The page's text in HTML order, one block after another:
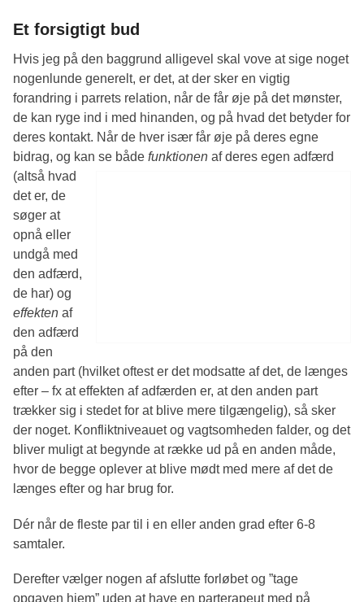
Et forsigtigt bud
Hvis jeg på den baggrund alligevel skal vove at sige noget
nogenlunde generelt, er det, at der sker en vigtig
forandring i parrets relation, når de får øje på det mønster,
de kan ryge ind i med hinanden, og på hvad det betyder for
deres kontakt. Når de hver især får øje på deres egne
bidrag, og kan se både funktionen af deres egen adfærd
(altså hvad
det er, de
søger at
opnå eller
undgå med
den adfærd,
de har) og
effekten af
den adfærd
på den
anden part (hvilket oftest er det modsatte af det, de længes
efter – fx at effekten af adfærden er, at den anden part
trækker sig i stedet for at blive mere tilgængelig), så sker
der noget. Konfliktniveauet og vagtsomheden falder, og det
bliver muligt at begynde at række ud på en anden måde,
hvor de begge oplever at blive mødt med mere af det de
længes efter og har brug for.
Dér når de fleste par til i en eller anden grad efter 6-8
samtaler.
Derefter vælger nogen af afslutte forløbet og ”tage
opgaven hjem” uden at have en parterapeut med på